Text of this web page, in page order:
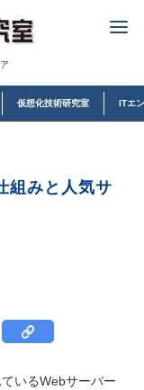
仮想化技術研究室 ITエ
組みと人気サ
いるWebサーバー